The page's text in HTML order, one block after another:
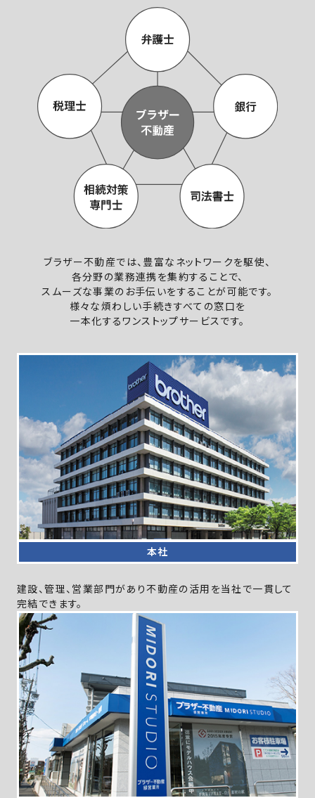
ブラザー不動産では、豊富なネットワークを駆使、
各分野の業務連携を集約することで、
スムーズな事業のお手伝いをすることが可能です。
様々な煩わしい手続きすべての窓口を
一本化するワンストップサービスです。
本社
建設、管理、営業部門があり不動産の活用を当社で一貫して
完結できます。